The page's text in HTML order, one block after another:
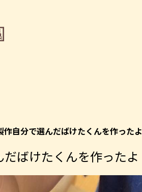
自分で選んだばけたくんを作ったよ
ばけたくんを作ったよ